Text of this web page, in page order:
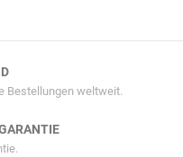
Bestellungen weltweit.